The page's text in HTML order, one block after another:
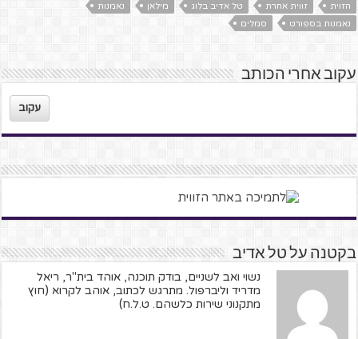
הזוית
זווית אחרת טל אדיב בלוג מילאן
נאמנות
נאמנות בספורט
סמלים
עקוב אחרי הכותב
עקוב
בקטנה על טל אדיב
נשוי ואב לשניים, בודק תוכנה, אוהד בית"ר, ריאל
מדריד וליברפול. מתרגש לכתוב, אוהב לקרוא (חוץ
מתקנוני שירות כלשהם. ט.ל.ח)